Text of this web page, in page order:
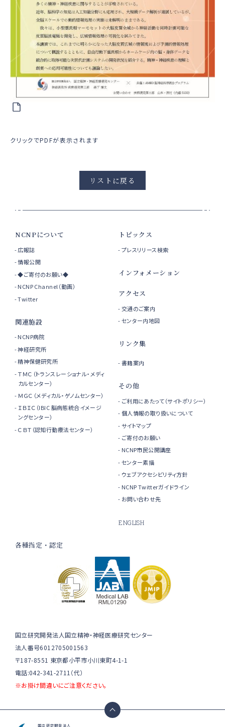
クリックでPDFが表示されます
リストに戻る
NCNPについて
広報誌
情報公開
◆ご寄付のお願い◆
NCNP Channel（動画）
Twitter
関連施設
NCNP病院
神経研究所
精神保健研究所
ＴＭＣ（トランスレーショナル・メディ
カルセンター）
ＭＧＣ（メディカル・ゲノムセンター）
ＩＢＩＣ（IBIC 脳病態統合イメージ
ングセンター）
ＣＢＴ（認知行動療法センター）
トピックス
プレスリリース検索
インフォメーション
アクセス
交通のご案内
センター内地図
リンク集
書籍案内
その他
ご利用にあたって（サイトポリシー）
個人情報の取り扱いについて
サイトマップ
ご寄付のお願い
NCNP市民公開講座
センター素描
ウェブアクセシビリティ方針
NCNP Twitterガイドライン
お問い合わせ先
ENGLISH
各種指定・認定
国立研究開発法人国立精神・神経医療研究センター
法人番号6012705001563
〒187-8551 東京都小平市小川東町4-1-1
電話:042-341-2711（代）
※お掛け間違いにご注意ください。
国立研究開発法人